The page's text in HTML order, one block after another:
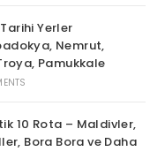
Yerler
Nemrut,
Pamukkale
10 Rota – Maldivler,
Bora Bora ve Daha